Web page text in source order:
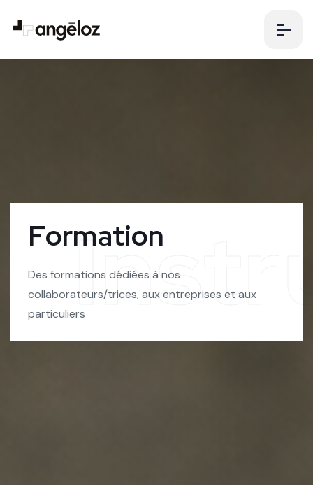
Formation
Des formations dédiées à nos
collaborateurs/trices, aux entreprises et aux
particuliers